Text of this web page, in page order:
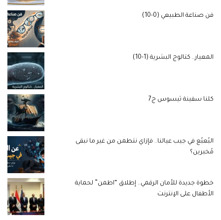
فن صناعة الطبيعي (0-10)
المعيار.. كتالوج البشرية (1-10)
كلنا سفينة ثيسوس ج7
البُعبُع في جيب عيالنا.. فإزاي نتطمن من غير ما نبقى
مُخبرين؟
خطوة جديدة للأمان الرقمي.. إطلاق “اطمن” لحماية
الأطفال على الإنترنت